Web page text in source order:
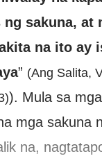
sakuna, at
na ito ay
” (Ang Salita,
). Mula sa mga
mga sakuna
na,